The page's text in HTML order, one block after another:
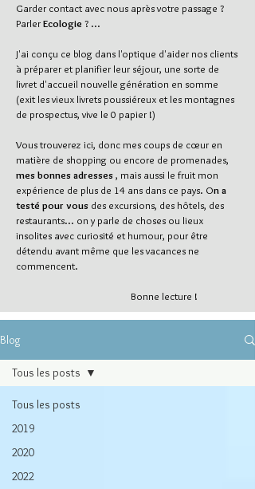
Garder contact avec nous après votre passage ?
ParlerEcologie ? ...
J'ai conçu ce blog dans l'optique d'aider nos clients
à préparer et planifier leur séjour, une sorte de
livret d'accueil nouvelle génération en somme
(exit les vieux livrets poussiéreux et les montagnes
de prospectus, vive le 0 papier !)
Vous trouverez ici, donc mes coups de cœur en
matière de shopping ou encore de promenades,
mes bonnes adresses, mais aussi le fruit mon
expérience de plus de 14 ans dans ce pays. On a
testé pour vous des excursions, des hôtels, des
restaurants... on y parle de choses ou lieux
insolites avec curiosité et humour, pour être
détendu avant même que les vacances ne
commencent.
Bonne lecture !
Blog
Tous les posts
2019
2020
2022
Tous les posts